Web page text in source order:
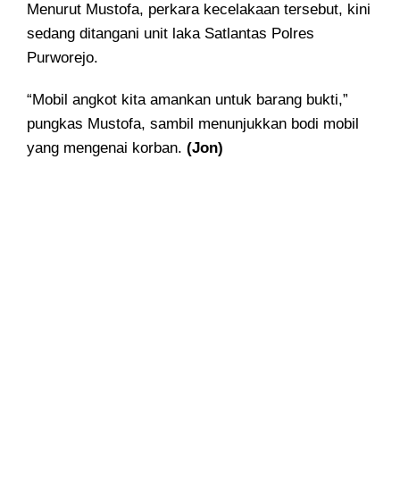
Menurut Mustofa, perkara kecelakaan tersebut, kini
sedang ditangani unit laka Satlantas Polres
Purworejo.
“Mobil angkot kita amankan untuk barang bukti,”
pungkas Mustofa, sambil menunjukkan bodi mobil
yang mengenai korban. (Jon)